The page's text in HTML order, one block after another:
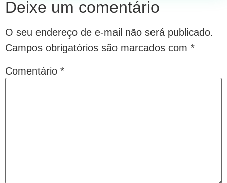
Deixe um comentário
O seu endereço de e-mail não será publicado.
Campos obrigatórios são marcados com *
Comentário *